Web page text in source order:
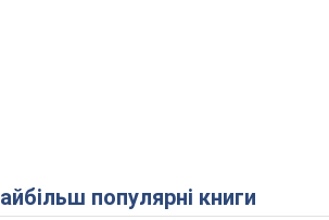
Найбільш популярні книги